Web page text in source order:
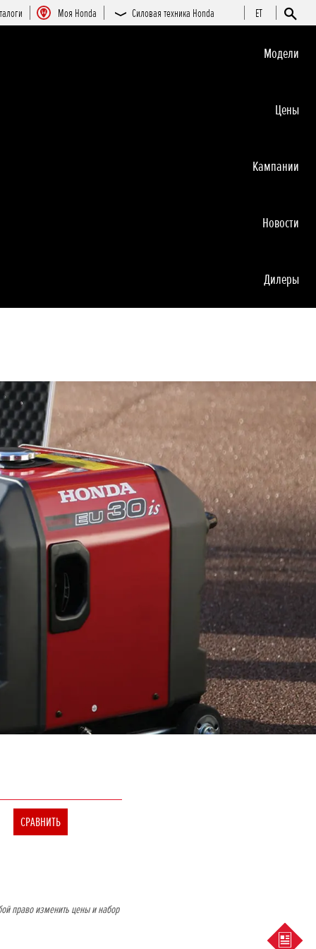
Moя Honda Силовая техника Honda ET
Moдeли
Цeны
Кампании
Новocти
Дилеры
СРАВНИТЬ
право изменить цены и набор